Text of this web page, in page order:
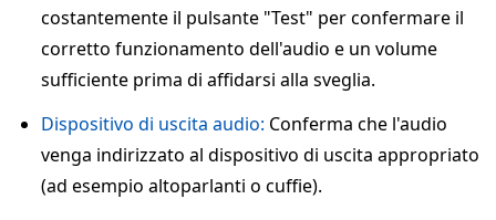
costantemente il pulsante "Test" per confermare il
corretto funzionamento dell'audio e un volume
sufficiente prima di affidarsi alla sveglia.
Dispositivo di uscita audio: Conferma che l'audio
venga indirizzato al dispositivo di uscita appropriato
(ad esempio altoparlanti o cuffie).